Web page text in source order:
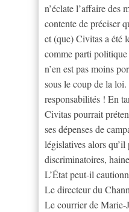
n’éclate l’affaire des
contente de préciser
et (que) Civitas a été
comme parti
n’en est pas moins
sous le coup de la
responsabilités ! En
Civitas pourrait
ses dépenses de
législatives alors qu’il
discriminatoires,
L’État peut-il
Le directeur du
Le courrier de Marie-